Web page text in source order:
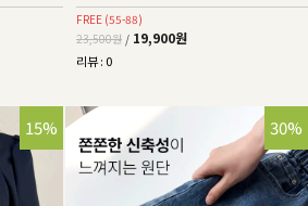
FREE (55-88)
23,500원 / 19,900원
리뷰 : 0
15% 30%